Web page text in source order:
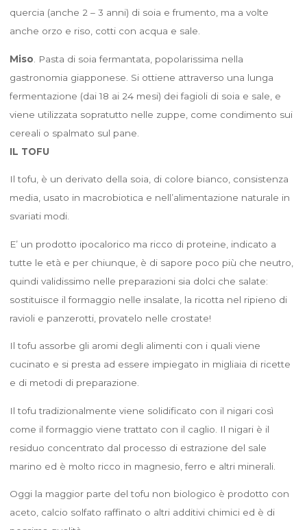
quercia (anche 2 – 3 anni) di soia e frumento, ma a volte
anche orzo e riso, cotti con acqua e sale.
Miso . Pasta di soia fermantata, popolarissima nella
gastronomia giapponese. Si ottiene attraverso una lunga
fermentazione (dai 18 ai 24 mesi) dei fagioli di soia e sale, e
viene utilizzata sopratutto nelle zuppe, come condimento sui
cereali o spalmato sul pane.
IL TOFU
Il tofu, è un derivato della soia, di colore bianco, consistenza
media, usato in macrobiotica e nell’alimentazione naturale in
svariati modi.
E’ un prodotto ipocalorico ma ricco di proteine, indicato a
tutte le età e per chiunque, è di sapore poco più che neutro,
quindi validissimo nelle preparazioni sia dolci che salate:
sostituisce il formaggio nelle insalate, la ricotta nel ripieno di
ravioli e panzerotti, provatelo nelle crostate!
Il tofu assorbe gli aromi degli alimenti con i quali viene
cucinato e si presta ad essere impiegato in migliaia di ricette
e di metodi di preparazione.
Il tofu tradizionalmente viene solidificato con il nigari così
come il formaggio viene trattato con il caglio. Il nigari è il
residuo concentrato dal processo di estrazione del sale
marino ed è molto ricco in magnesio, ferro e altri minerali.
Oggi la maggior parte del tofu non biologico è prodotto con
aceto, calcio solfato raffinato o altri additivi chimici ed è di